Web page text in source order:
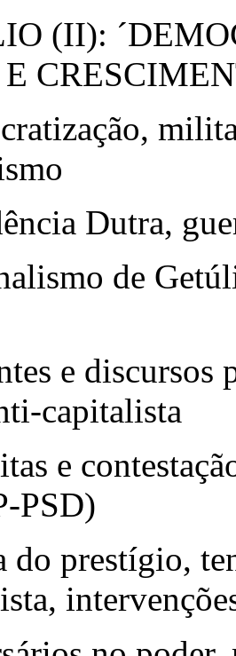
(II):
Dutra,
de
e
capitalista
e
PSD)
do prestígio,